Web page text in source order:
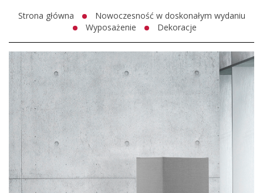
Strona główna
Nowoczesność w doskonałym wydaniu
Wyposażenie
Dekoracje